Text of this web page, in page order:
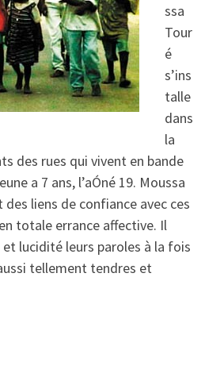
ssa
Tour
é
s’ins
talle
dans
la
des rues qui vivent en bande
a 7 ans, l’aÓné 19. Moussa
liens de confiance avec ces
totale errance affective. Il
lucidité leurs paroles à la fois
tellement tendres et